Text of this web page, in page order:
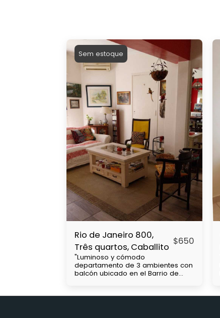
Sem estoque
Rio de Janeiro 800,
Três quartos, Caballito $650
"Luminoso y cómodo
departamento de 3 ambientes con
balcón ubicado en el Barrio de
Centenario a 1 cuadra y media,